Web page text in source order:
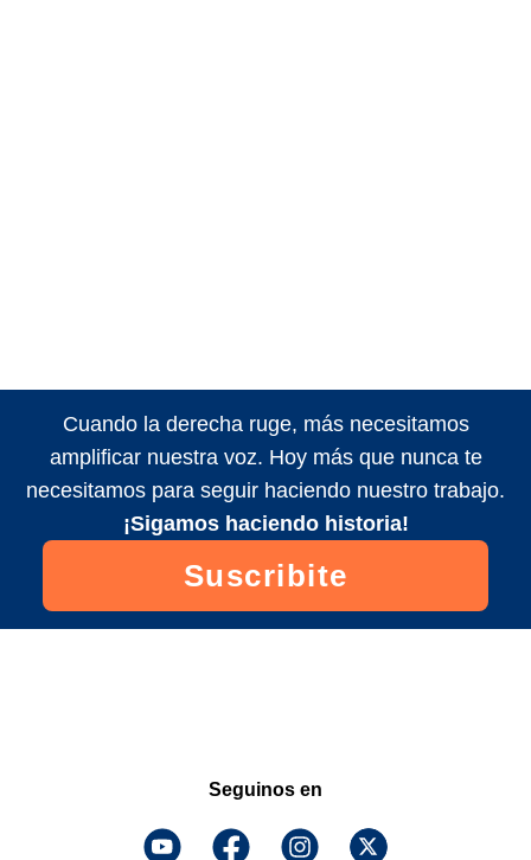
Cuando la derecha ruge, más necesitamos
amplificar nuestra voz. Hoy más que nunca te
necesitamos para seguir haciendo nuestro trabajo.
¡Sigamos haciendo historia!
Suscribite
Seguinos en